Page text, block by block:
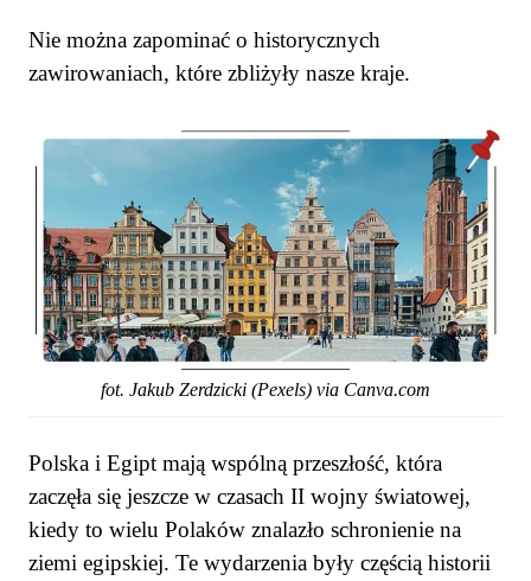
Nie można zapominać o historycznych
zawirowaniach, które zbliżyły nasze kraje.
fot. Jakub Zerdzicki (Pexels) via Canva.com
Polska i Egipt mają wspólną przeszłość, która
zaczęła się jeszcze w czasach II wojny światowej,
kiedy to wielu Polaków znalazło schronienie na
ziemi egipskiej. Te wydarzenia były częścią historii